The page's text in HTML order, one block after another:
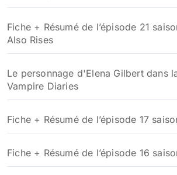
Fiche + Résumé de l’épisode 21
Also Rises
Le personnage d'Elena Gilbert dans
Vampire Diaries
Fiche + Résumé de l’épisode 17
Fiche + Résumé de l’épisode 16